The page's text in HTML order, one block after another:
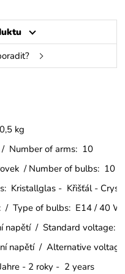
kg
Number of arms: 10
/ Number of bulbs: 10
Kristallglas - Křišťál -
Type of bulbs: E14 / 40 W
napětí / Standard voltage:
napětí / Alternative
- 2 roky - 2 years